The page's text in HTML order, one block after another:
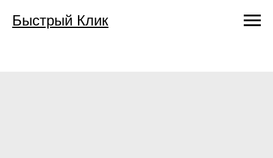
Быстрый Клик